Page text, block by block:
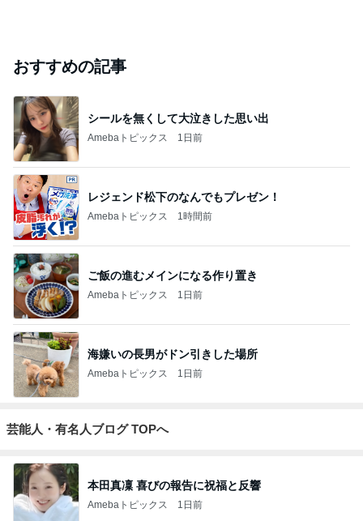
おすすめの記事
シールを無くして大泣きした思い出
Amebaトピックス 1日前
レジェンド松下のなんでもプレゼン！
Amebaトピックス 1時間前
ご飯の進むメインになる作り置き
Amebaトピックス 1日前
海嫌いの長男がドン引きした場所
Amebaトピックス 1日前
芸能人・有名人ブログ TOPへ
本田真凜 喜びの報告に祝福と反響
Amebaトピックス 1日前